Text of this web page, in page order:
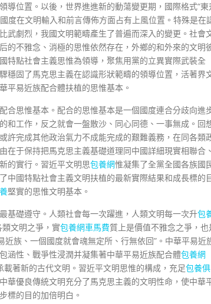
導位置。以後，世界進進新的動蕩變更期，國際格式“東
度在文明輸入和前言傳佈方面占有上風位置。特殊是在
武劇烈，我國文明範疇產生了普遍而深入的變更。社會
的不雅念、消極的思惟依然存在，外鄉的和外來的文明
特點社會主義思惟為領導，聚焦用黨的立異實際武裝全
穩固了馬克思主義在認識形狀範疇的領導位置，活著界
平易近族配合體扶植的思惟基本。
合思惟基本。配合的思惟基本是一個國度連合分歧向進
和工作，反之就會一盤散沙、同心同德、一事無成。回
許完成其他政治氣力不成能完成的艱難義務，在同各類
在于保持把馬克思主義基礎道理同中國詳細現實相聯合、
的實行。習近平文明思包養網惟凝集了全黨全國各族國
中國特點社會主義文明扶植的最新實際結果和成長標的
堅實的思惟文明基本。
基礎遵守。人類社會每一次躍進，人類文明每一次升包
文明之爭，實包養網車馬費質上是價值不雅念之爭，也
族、一個國度就會魂無定所、行無依回”。中華平易近
涵性、戰爭性浸潤并凝集著中華平易近族配合體包養網
著新的古代文明。習近平文明思惟的構成，充足包養俱
華優良傳統文明充分了馬克思主義的文明性命，使中華
標的目的加倍明白。